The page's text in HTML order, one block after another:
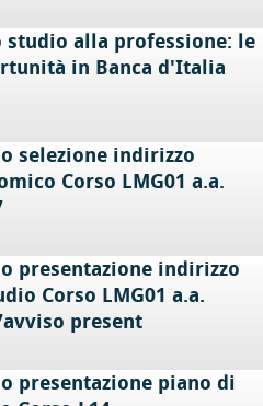
studio alla professione: le
in Banca d'Italia
selezione indirizzo
Corso LMG01 a.a.
presentazione indirizzo
Corso LMG01 a.a.
present
presentazione piano di